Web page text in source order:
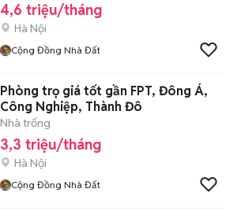
4,6 triệu/tháng
Hà Nội
Cộng Đồng Nhà Đất
Phòng trọ giá tốt gần FPT, Đông Á,
Công Nghiệp, Thành Đô
Nhà trống
3,3 triệu/tháng
Hà Nội
Cộng Đồng Nhà Đất